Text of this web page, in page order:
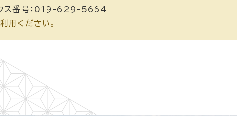
ス番号：019-629-5664
用ください。